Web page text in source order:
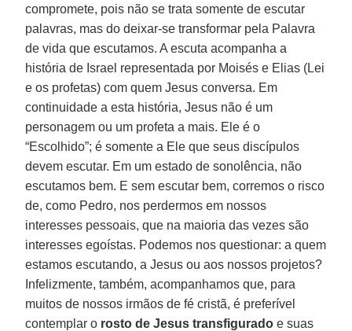
compromete, pois não se trata somente de escutar
palavras, mas do deixar-se transformar pela Palavra
de vida que escutamos. A escuta acompanha a
história de Israel representada por Moisés e Elias (Lei
e os profetas) com quem Jesus conversa. Em
continuidade a esta história, Jesus não é um
personagem ou um profeta a mais. Ele é o
“Escolhido”; é somente a Ele que seus discípulos
devem escutar. Em um estado de sonolência, não
escutamos bem. E sem escutar bem, corremos o risco
de, como Pedro, nos perdermos em nossos
interesses pessoais, que na maioria das vezes são
interesses egoístas. Podemos nos questionar: a quem
estamos escutando, a Jesus ou aos nossos projetos?
Infelizmente, também, acompanhamos que, para
muitos de nossos irmãos de fé cristã, é preferível
contemplar o rosto de Jesus transfigurado e suas